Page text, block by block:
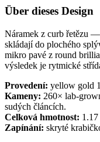
Über dieses Design
Náramek z curb řetězu
skládají do plochého
mikro pavé z round
výsledek je rytmické
Provedení: yellow gold
Kameny: 260× lab-
sudých článcích.
Celková hmotnost: 1.17
Zapínání: skryté